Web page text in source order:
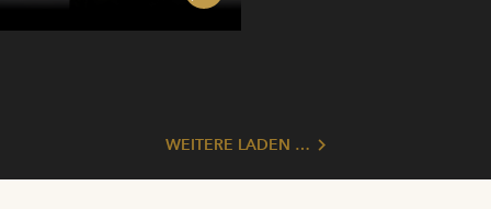
WEITERE LADEN …